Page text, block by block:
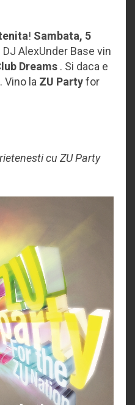
! Sambata, 5
DJ AlexUnder Base vin
Dreams . Si daca e
Vino la ZU Partyfor
cu ZU Party